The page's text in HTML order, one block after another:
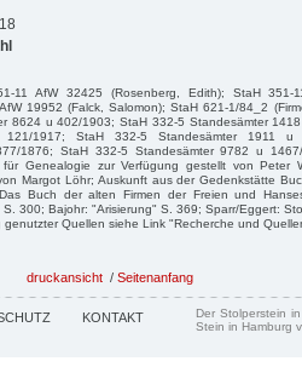
11 AfW 32425 (Rosenberg, Edith); StaH 351-
19952 (Falck, Salomon); StaH 621-1/84_2
8624 u 402/1903; StaH 332-5 Standesämter
121/1917; StaH 332-5 Standesämter 1911 u
1876; StaH 332-5 Standesämter 9782 u
für Genealogie zur Verfügung gestellt von Peter
Margot Löhr; Auskunft aus der Gedenkstätte
Buch der alten Firmen der Freien und
300; Bajohr: "Arisierung" S. 369; Sparr/Eggert:
genutzter Quellen siehe Link "Recherche und
druckansicht / Seitenanfang
KONTAKT
Der Stolperstein
Stein in Hamburg